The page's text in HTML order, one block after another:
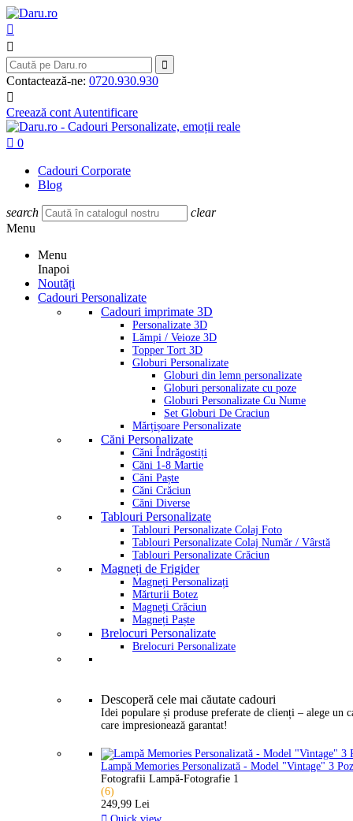



Contactează-ne: 0720.930.930

Creează cont Autentificare
 0
Cadouri Corporate
Blog
search
clear
Menu
Menu
Inapoi
Noutăți
Cadouri Personalizate
Cadouri imprimate 3D
Personalizate 3D
Lămpi / Veioze 3D
Topper Tort 3D
Globuri Personalizate
Globuri din lemn personalizate
Globuri personalizate cu poze
Globuri Personalizate Cu Nume
Set Globuri De Craciun
Mărțișoare Personalizate
Căni Personalizate
Căni Îndrăgostiți
Căni 1-8 Martie
Căni Paște
Căni Crăciun
Căni Diverse
Tablouri Personalizate
Tablouri Personalizate Colaj Foto
Tablouri Personalizate Colaj Număr / Vârstă
Tablouri Personalizate Crăciun
Magneți de Frigider
Magneți Personalizați
Mărturii Botez
Magneți Crăciun
Magneți Paște
Brelocuri Personalizate
Brelocuri Personalizate
Descoperă cele mai căutate cadouri
Idei populare și produse preferate de clienți – alege un
care impresionează garantat!
Lampă Memories Personalizată - Model "Vintage" 3
Fotografii Lampă-Fotografie 1
(6)
249,99 Lei